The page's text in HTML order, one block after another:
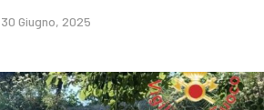
30 Giugno, 2025